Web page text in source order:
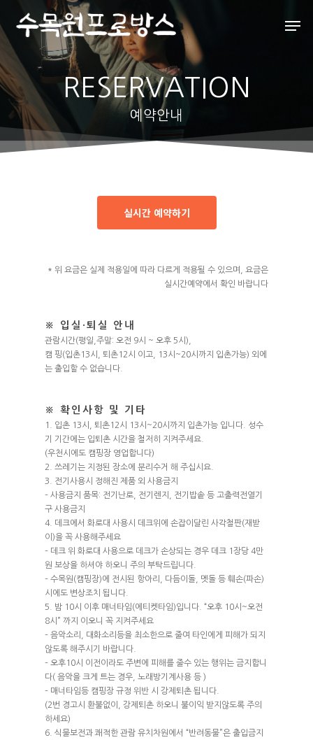
Hit enter to search or ESC to close
RESERVATION
예약안내
실시간 예약하기
* 위 요금은 실제 적용일에 따라 다르게 적용될 수 있으며, 요금은
실시간예약에서 확인 바랍니다
※ 입실·퇴실 안내
관람시간(평일,주말: 오전 9시 ~ 오후 5시),
캠 핑(입촌13시, 퇴촌12시 이고, 13시~20시까지 입촌가능) 외에
는 출입할 수 없습니다.
※ 확인사항 및 기타
1. 입촌 13시, 퇴촌12시 13시~20시까지 입촌가능 입니다. 성수
기 기간에는 입퇴촌 시간을 철저히 지켜주세요.
(우천시에도 캠핑장 영업합니다)
2. 쓰레기는 지정된 장소에 분리수거 해 주십시요.
3. 전기사용시 정해진 제품 외 사용금지
– 사용금지 품목: 전기난로, 전기렌지, 전기밥솥 등 고출력전열기
구 사용금지
4. 데크에서 화로대 사용시 데크위에 손잡이달린 사각철판(재받
이)을 꼭 사용해주세요
– 데크 위 화로대 사용으로 데크가 손상되는 경우 데크 1장당 4만
원 보상을 하셔야 하오니 주의 부탁드립니다.
– 수목원(캠핑장)에 전시된 항아리, 다듬이돌, 멧돌 등 훼손(파손)
시에도 변상조치 됩니다.
5. 밤 10시 이후 매너타임(에티켓타임)입니다. “오후 10시~오전
8시” 까지 이오니 꼭 지켜주세요
– 음악소리, 대화소리등을 최소한으로 줄여 타인에게 피해가 되지
않도록 해주시기 바랍니다.
– 오후10시 이전이라도 주변에 피해를 줄수 있는 행위는 금지합니
다( 음악을 크게 트는 경우, 노래방기계사용 등 )
– 매너타임등 캠핑장 규정 위반 시 강제퇴촌 됩니다.
(2번 경고시 환불없이, 강제퇴촌 하오니 불이익 받지않도록 주의
하세요)
6. 식물보전과 쾌적한 관람 유치차원에서 “반려동물”은 출입금지